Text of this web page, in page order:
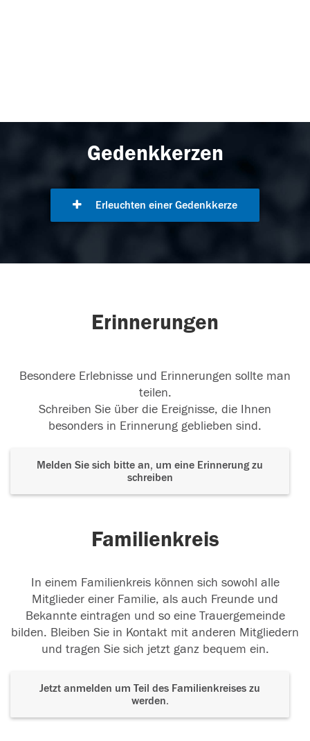
Gedenkkerzen
Erleuchten einer Gedenkkerze
Erinnerungen
Besondere Erlebnisse und Erinnerungen sollte man
teilen.
Schreiben Sie über die Ereignisse, die Ihnen
besonders in Erinnerung geblieben sind.
Melden Sie sich bitte an, um eine Erinnerung zu
schreiben
Familienkreis
In einem Familienkreis können sich sowohl alle
Mitglieder einer Familie, als auch Freunde und
Bekannte eintragen und so eine Trauergemeinde
bilden. Bleiben Sie in Kontakt mit anderen Mitgliedern
und tragen Sie sich jetzt ganz bequem ein.
Jetzt anmelden um Teil des Familienkreises zu
werden.